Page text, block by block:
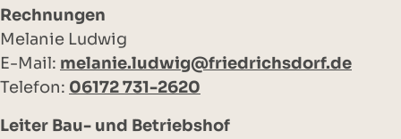
Rechnungen
Melanie Ludwig
E-Mail: melanie.ludwig@friedrichsdorf.de
Telefon: 06172 731-2620
Leiter Bau- und Betriebshof